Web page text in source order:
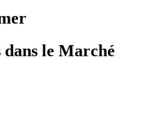
dans le Marché